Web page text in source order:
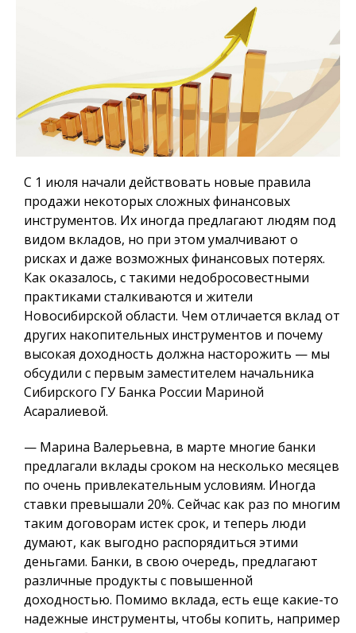
С 1 июля начали действовать новые правила
продажи некоторых сложных финансовых
инструментов. Их иногда предлагают людям под
видом вкладов, но при этом умалчивают о
рисках и даже возможных финансовых потерях.
Как оказалось, с такими недобросовестными
практиками сталкиваются и жители
Новосибирской области. Чем отличается вклад от
других накопительных инструментов и почему
высокая доходность должна насторожить — мы
обсудили с первым заместителем начальника
Сибирского ГУ Банка России Мариной
Асаралиевой.
— Марина Валерьевна, в марте многие банки
предлагали вклады сроком на несколько месяцев
по очень привлекательным условиям. Иногда
ставки превышали 20%. Сейчас как раз по многим
таким договорам истек срок, и теперь люди
думают, как выгодно распорядиться этими
деньгами. Банки, в свою очередь, предлагают
различные продукты с повышенной
доходностью. Помимо вклада, есть еще какие-то
надежные инструменты, чтобы копить, например